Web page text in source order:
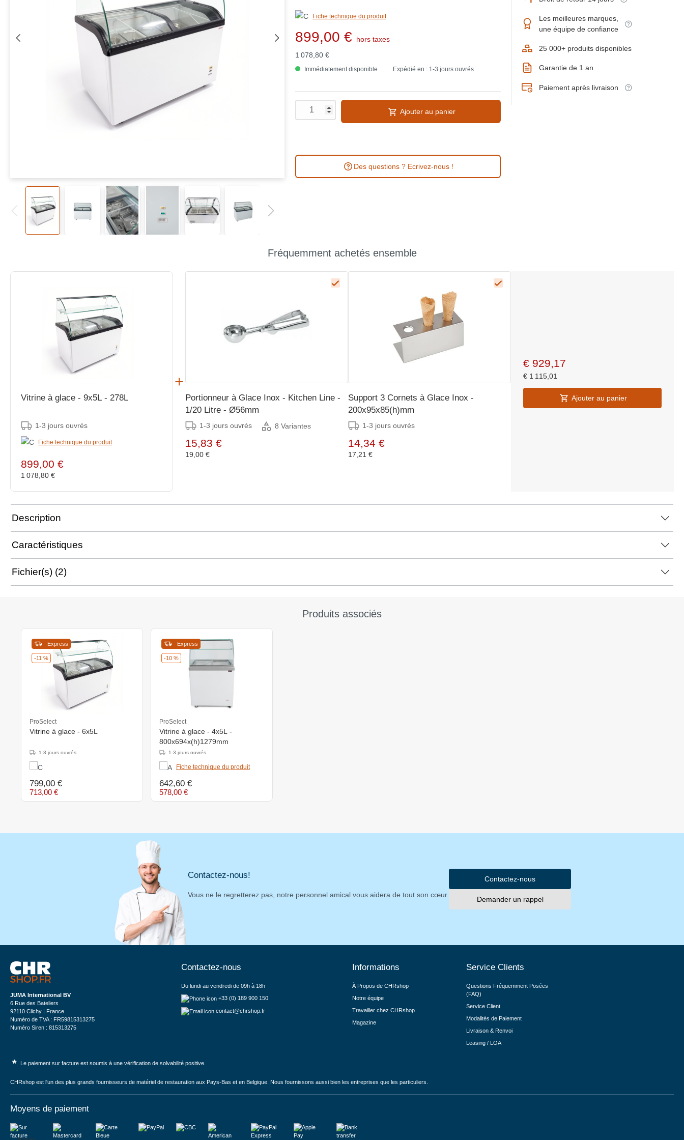
Fiche technique du produit
899,00 €
hors taxes
1 078,80 €
Immédiatement disponible Expédié en : 1-3 jours ouvrés
Ajouter au panier
Des questions ? Ecrivez-nous !
Les meilleures marques,
une équipe de confiance
25 000+ produits disponibles
Garantie de 1 an
Paiement après livraison
Fréquemment achetés ensemble
Vitrine à glace - 9x5L - 278L
1-3 jours ouvrés
Fiche technique du produit
899,00 €
1 078,80 €
Portionneur à Glace Inox - Kitchen Line -
1/20 Litre - Ø56mm
1-3 jours ouvrés 8 Variantes
15,83 €
19,00 €
Support 3 Cornets à Glace Inox -
200x95x85(h)mm
1-3 jours ouvrés
14,34 €
17,21 €
€ 929,17
€ 1 115,01
Ajouter au panier
Description
Caractéristiques
Fichier(s) (2)
Produits associés
-11 %
Express
ProSelect
Vitrine à glace - 6x5L
1-3 jours ouvrés
799,00 €
713,00 €
-10 %
Express
ProSelect
Vitrine à glace - 4x5L -
800x694x(h)1279mm
1-3 jours ouvrés
Fiche technique du produit
642,60 €
578,00 €
Contactez-nous!
Vous ne le regretterez pas, notre personnel amical vous aidera de tout son cœur.
Contactez-nous
Demander un rappel
JUMA International BV
6 Rue des Bateliers
92110 Clichy | France
Numéro de TVA : FR59815313275
Numéro Siren : 815313275
Contactez-nous
Du lundi au vendredi de 09h à 18h
+33 (0) 189 900 150
contact@chrshop.fr
Informations
À Propos de CHRshop
Notre équipe
Travailler chez CHRshop
Magazine
Service Clients
Questions Fréquemment Posées
(FAQ)
Service Client
Modalités de Paiement
Livraison & Renvoi
Leasing / LOA
* Le paiement sur facture est soumis à une vérification de solvabilité positive.
CHRshop est l'un des plus grands fournisseurs de matériel de restauration aux Pays-Bas et en Belgique. Nous fournissons aussi bien les entreprises que les particuliers.
Moyens de paiement
Sur facture